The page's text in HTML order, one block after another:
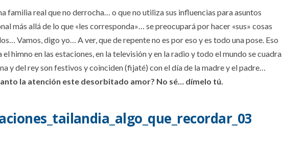
familia real que no derrocha… o que no utiliza sus influencias para asuntos
más allá de lo que «les corresponda»… se preocupará por hacer «sus» cosas
Vamos, digo yo… A ver, que de repente no es por eso y es todo una pose. Eso
el himno en las estaciones, en la televisión y en la radio y todo el mundo se cuadra.
y del rey son festivos y coinciden (fijaté) con el día de la madre y el padre…
la atención este desorbitado amor? No sé… dímelo tú.